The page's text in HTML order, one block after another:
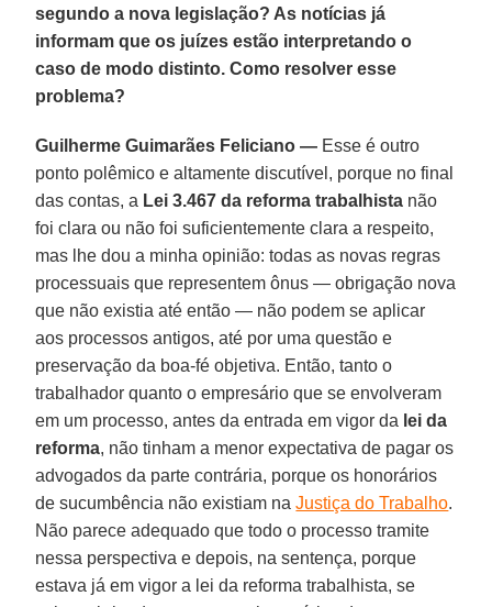
segundo a nova legislação? As notícias já
informam que os juízes estão interpretando o
caso de modo distinto. Como resolver esse
problema?
Guilherme Guimarães Feliciano — Esse é outro
ponto polêmico e altamente discutível, porque no final
das contas, a Lei 3.467 da reforma trabalhista não
foi clara ou não foi suficientemente clara a respeito,
mas lhe dou a minha opinião: todas as novas regras
processuais que representem ônus — obrigação nova
que não existia até então — não podem se aplicar
aos processos antigos, até por uma questão e
preservação da boa-fé objetiva. Então, tanto o
trabalhador quanto o empresário que se envolveram
em um processo, antes da entrada em vigor da lei da
reforma, não tinham a menor expectativa de pagar os
advogados da parte contrária, porque os honorários
de sucumbência não existiam naJustiça do Trabalho.
Não parece adequado que todo o processo tramite
nessa perspectiva e depois, na sentença, porque
estava já em vigor a lei da reforma trabalhista, se